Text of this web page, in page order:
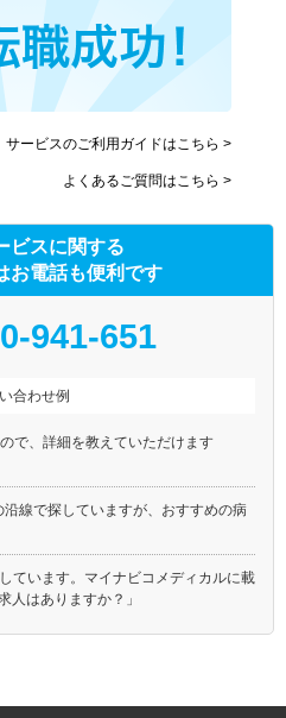
サービスのご利用ガイドはこちら >
よくあるご質問はこちら >
ビスに関する
お電話も便利です
941-651
合わせ例
で、詳細を教えていただけます
沿線で探していますが、おすすめの病
ています。マイナビコメディカルに載
人はありますか？」